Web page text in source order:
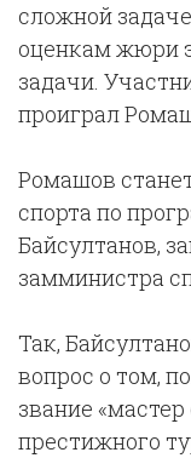
сложной
оценкам жюри
задачи.
проиграл
Ромашов
спорта по
Байсултанов,
замминистра
Так,
вопрос о том,
звание
престижного